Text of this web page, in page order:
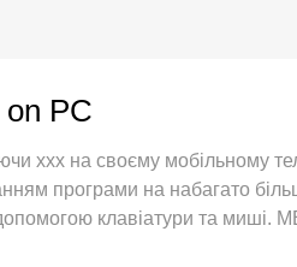
PC
ххх на своєму мобільному
програми на набагато
клавіатури та миші.
та просте